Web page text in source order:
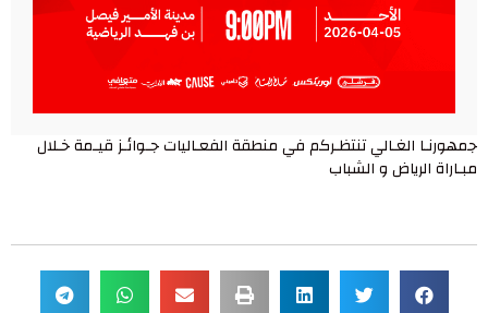
جمهورنـا الغـالي تنتظـركم في منطقة الفعـاليات جـوائـز قيـمة خـلال
مبـاراة الرياض و الشباب